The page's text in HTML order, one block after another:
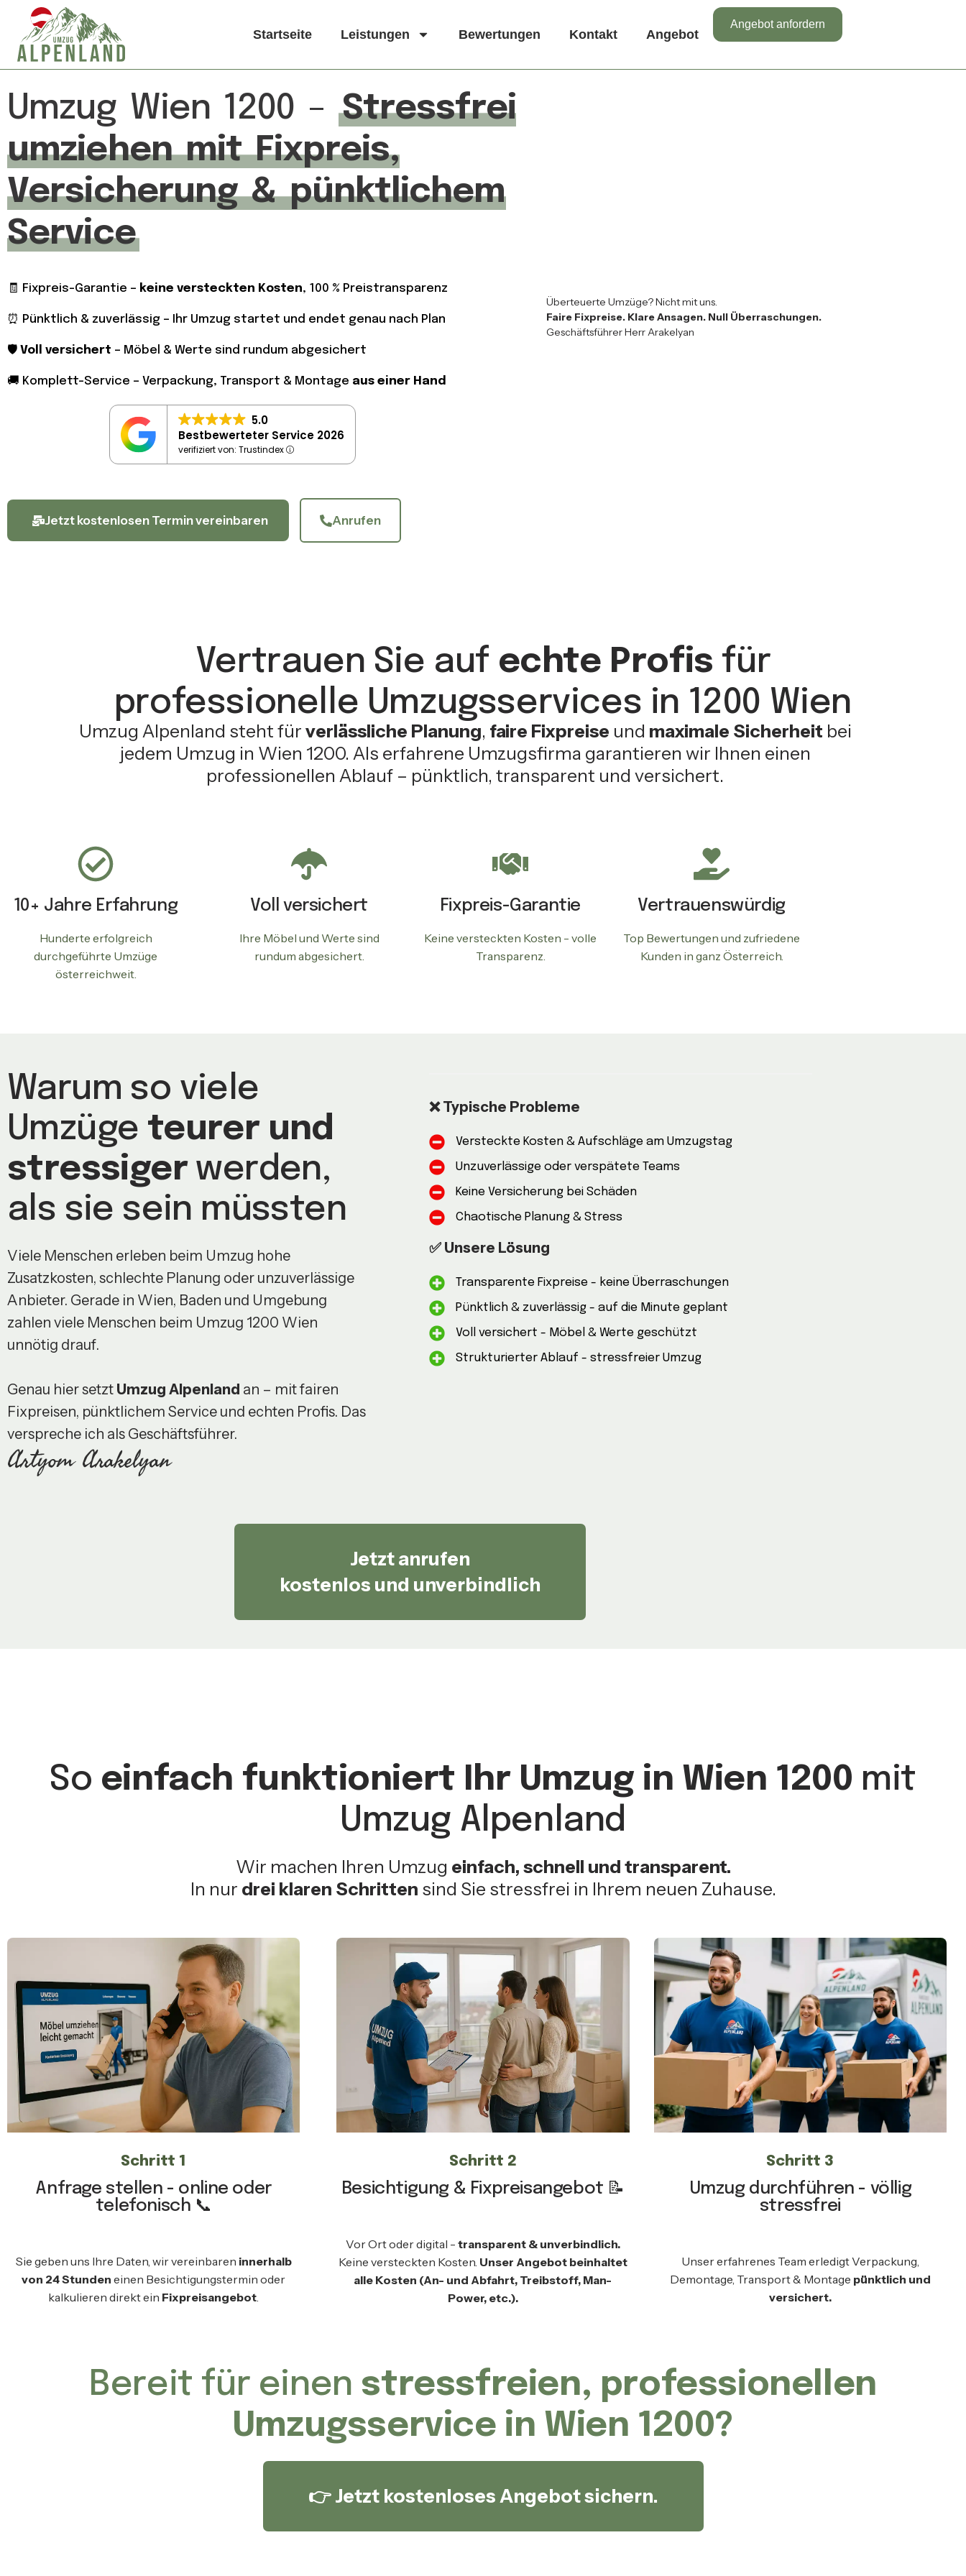
Startseite Leistungen Bewertungen Kontakt Angebot
Angebot anfordern
Umzug Wien 1200 – Stressfrei
umziehen mit Fixpreis,
Versicherung & pünktlichem
Service
🧾 Fixpreis-Garantie – keine versteckten Kosten, 100 % Preistransparenz
⏰ Pünktlich & zuverlässig – Ihr Umzug startet und endet genau nach Plan
🛡️ Voll versichert – Möbel & Werte sind rundum abgesichert
🚚 Komplett-Service – Verpackung, Transport & Montage aus einer Hand
5.0
Bestbewerteter Service 2026
verifiziert von: Trustindex
Jetzt kostenlosen Termin vereinbaren Anrufen
Überteuerte Umzüge? Nicht mit uns.
Faire Fixpreise. Klare Ansagen. Null Überraschungen.
Geschäftsführer Herr Arakelyan
Vertrauen Sie auf echte Profis für
professionelle Umzugsservices in 1200 Wien
Umzug Alpenland steht für verlässliche Planung, faire Fixpreise und maximale Sicherheit bei
jedem Umzug in Wien 1200. Als erfahrene Umzugsfirma garantieren wir Ihnen einen
professionellen Ablauf – pünktlich, transparent und versichert.
10+ Jahre Erfahrung
Hunderte erfolgreich
durchgeführte Umzüge
österreichweit.
Voll versichert
Ihre Möbel und Werte sind
rundum abgesichert.
Fixpreis-Garantie
Keine versteckten Kosten - volle
Transparenz.
Vertrauenswürdig
Top Bewertungen und zufriedene
Kunden in ganz Österreich.
Warum so viele
Umzüge teurer und
stressigerwerden,
als sie sein müssten
Viele Menschen erleben beim Umzug hohe
Zusatzkosten, schlechte Planung oder unzuverlässige
Anbieter. Gerade in Wien, Baden und Umgebung
zahlen viele Menschen beim Umzug 1200 Wien
unnötig drauf.
Genau hier setzt Umzug Alpenland an – mit fairen
Fixpreisen, pünktlichem Service und echten Profis. Das
verspreche ich als Geschäftsführer.
Artyom Arakelyan
❌ Typische Probleme
Versteckte Kosten & Aufschläge am Umzugstag
Unzuverlässige oder verspätete Teams
Keine Versicherung bei Schäden
Chaotische Planung & Stress
✅ Unsere Lösung
Transparente Fixpreise - keine Überraschungen
Pünktlich & zuverlässig - auf die Minute geplant
Voll versichert - Möbel & Werte geschützt
Strukturierter Ablauf - stressfreier Umzug
Jetzt anrufen
kostenlos und unverbindlich
So einfach funktioniert Ihr Umzug in Wien 1200 mit
Umzug Alpenland
Wir machen Ihren Umzug einfach, schnell und transparent.
In nur drei klaren Schritten sind Sie stressfrei in Ihrem neuen Zuhause.
Schritt 1
Anfrage stellen - online oder
telefonisch 📞
Sie geben uns Ihre Daten, wir vereinbaren innerhalb
von 24 Stunden einen Besichtigungstermin oder
kalkulieren direkt ein Fixpreisangebot.
Schritt 2
Besichtigung & Fixpreisangebot 📝
Vor Ort oder digital - transparent & unverbindlich.
Keine versteckten Kosten. Unser Angebot beinhaltet
alle Kosten (An- und Abfahrt, Treibstoff, Man-
Power, etc.).
Schritt 3
Umzug durchführen - völlig
stressfrei
Unser erfahrenes Team erledigt Verpackung,
Demontage, Transport & Montage pünktlich und
versichert.
Bereit für einen stressfreien, professionellen
Umzugsservice in Wien 1200?
👉 Jetzt kostenloses Angebot sichern.